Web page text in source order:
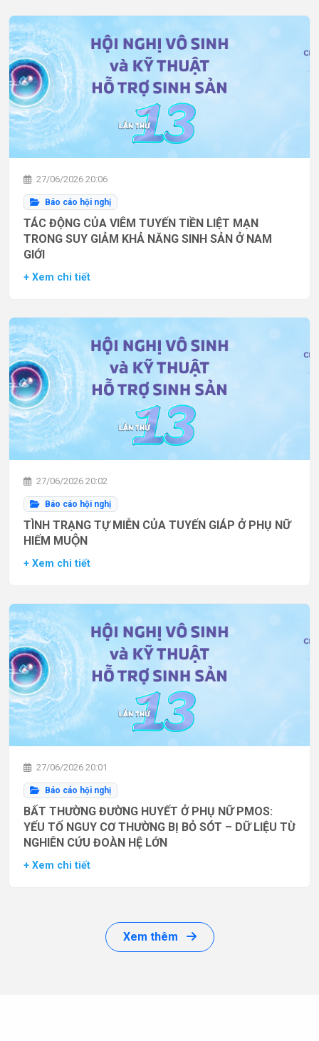
27/06/2026 20:06
Báo cáo hội nghị
TÁC ĐỘNG CỦA VIÊM TUYẾN TIỀN LIỆT MẠN
TRONG SUY GIẢM KHẢ NĂNG SINH SẢN Ở NAM
GIỚI
+ Xem chi tiết
27/06/2026 20:02
Báo cáo hội nghị
TÌNH TRẠNG TỰ MIỄN CỦA TUYẾN GIÁP Ở PHỤ NỮ
HIẾM MUỘN
+ Xem chi tiết
27/06/2026 20:01
Báo cáo hội nghị
BẤT THƯỜNG ĐƯỜNG HUYẾT Ở PHỤ NỮ PMOS:
YẾU TỐ NGUY CƠ THƯỜNG BỊ BỎ SÓT – DỮ LIỆU TỪ
NGHIÊN CỨU ĐOÀN HỆ LỚN
+ Xem chi tiết
Xem thêm